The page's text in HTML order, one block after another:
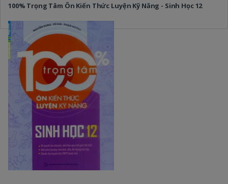
100% Trọng Tâm Ôn Kiến Thức Luyện Kỹ Năng - Sinh Học 12